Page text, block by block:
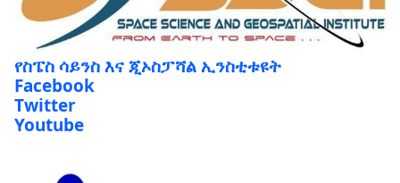
የስፔስ ሳይንስ እና ጂኦስፓሻል ኢንስቲቱዩት
Facebook
Twitter
Youtube